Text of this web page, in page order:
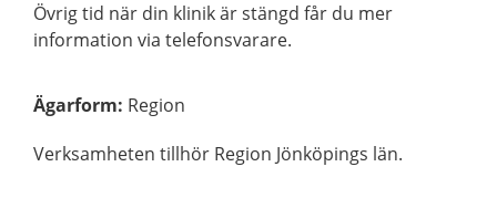
Övrig tid när din klinik är stängd får du mer
information via telefonsvarare.
Ägarform: Region
Verksamheten tillhör Region Jönköpings län.